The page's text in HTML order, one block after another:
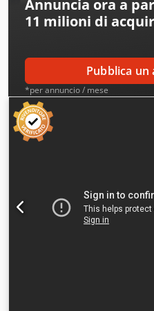
Annuncia ora a
11 milioni di
Pubblica un
*per annuncio / mese